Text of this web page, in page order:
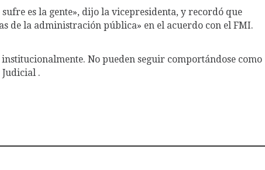
es la gente», dijo la vicepresidenta, y recordó que
de la administración pública» en el acuerdo con el FMI.
No pueden seguir comportándose como
.